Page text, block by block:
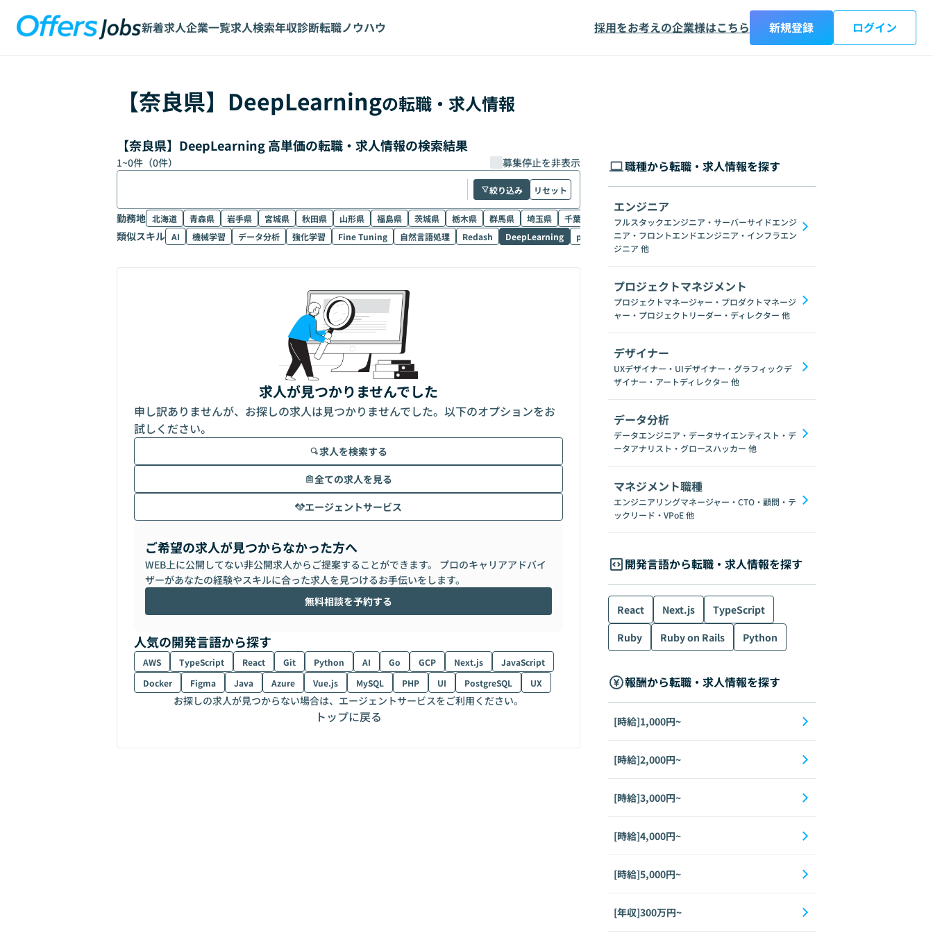
新着求人企業一覧求人検索年収診断転職ノウハウ 採用をお考えの企業様はこちら 新規登録 ログイン
【奈良県】 DeepLearningの転職・求人情報
【奈良県】DeepLearning 高単価の転職・求人情報の検索結果
1~0件（0件） 募集停止を非表示
絞り込み リセット
勤務地 北海道 青森県 岩手県 宮城県 秋田県 山形県 福島県 茨城県 栃木県 群馬県 埼玉県 千葉県 東京都 神奈川県 新潟県 富山県 石川県
類似スキル AI 機械学習 データ分析 強化学習 Fine Tuning 自然言語処理 Redash DeepLearning pandas 画像処理 統計学 NumPy TensorFlow
求人が見つかりませんでした
申し訳ありませんが、お探しの求人は見つかりませんでした。以下のオプションをお
試しください。
求人を検索する
全ての求人を見る
エージェントサービス
ご希望の求人が見つからなかった方へ
WEB上に公開してない非公開求人からご提案することができます。 プロのキャリアアドバイ
ザーがあなたの経験やスキルに合った求人を見つけるお手伝いをします。
無料相談を予約する
人気の開発言語から探す
AWS TypeScript React Git Python AI Go GCP Next.js
JavaScript
Docker
Figma Java Azure Vue.js MySQL PHP UI PostgreSQL UX
お探しの求人が見つからない場合は、エージェントサービスをご利用ください。
トップに戻る
職種から転職・求人情報を探す
エンジニア
フルスタックエンジニア・サーバーサイドエンジ
ニア・フロントエンドエンジニア・インフラエン
ジニア 他
プロジェクトマネジメント
プロジェクトマネージャー・プロダクトマネージ
ャー・プロジェクトリーダー・ディレクター 他
デザイナー
UXデザイナー・UIデザイナー・グラフィックデ
ザイナー・アートディレクター 他
データ分析
データエンジニア・データサイエンティスト・デ
ータアナリスト・グロースハッカー 他
マネジメント職種
エンジニアリングマネージャー・CTO・顧問・テ
ックリード・VPoE他
開発言語から転職・求人情報を探す
React Next.js
TypeScript
Ruby
Ruby on Rails Python
報酬から転職・求人情報を探す
[時給]1,000円~
[時給]2,000円~
[時給]3,000円~
[時給]4,000円~
[時給]5,000円~
[年収]300万円~